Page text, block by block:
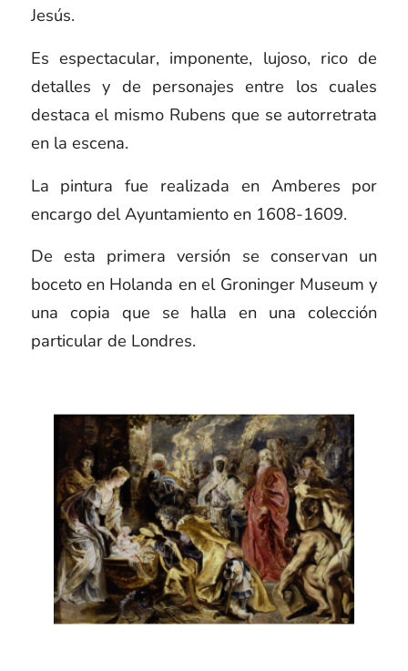
Jesús.
Es espectacular, imponente, lujoso, rico de
detalles y de personajes entre los cuales
destaca el mismo Rubens que se autorretrata
en la escena.
La pintura fue realizada en Amberes por
encargo del Ayuntamiento en 1608-1609.
De esta primera versión se conservan un
boceto en Holanda en el Groninger Museumy
una copia que se halla en una colección
particular de Londres.